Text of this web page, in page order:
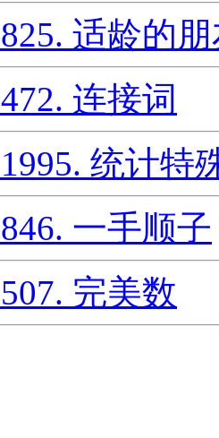
825. 适龄的
472. 连接词
1995. 统计特
846. 一手顺子
507. 完美数